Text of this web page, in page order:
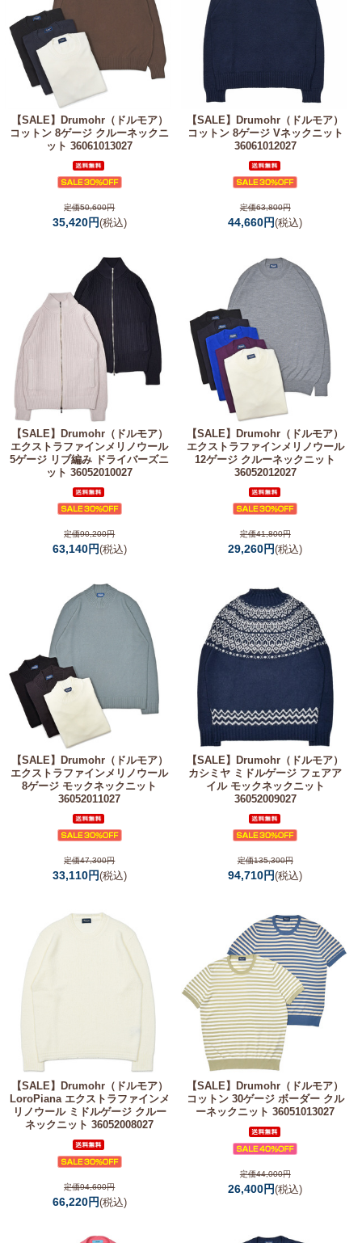
【SALE】
Drumohr（ドルモア）
コットン 8ゲージ クルーネックニ
ット 36061013027
定価50,600円
35,420円(税込)
【SALE】
Drumohr（ドルモア）
コットン 8ゲージ Vネックニット
36061012027
定価63,800円
44,660円(税込)
【SALE】
Drumohr（ドルモア）
エクストラファインメリノウール
5ゲージ リブ編み ドライバーズニ
ット 36052010027
定価90,200円
63,140円(税込)
【SALE】
Drumohr（ドルモア）
エクストラファインメリノウール
12ゲージ クルーネックニット
36052012027
定価41,800円
29,260円(税込)
【SALE】 Drumohr（ドルモア）
エクストラファインメリノウール
8ゲージ モックネックニット
36052011027
定価47,300円
33,110円(税込)
【SALE】Drumohr（ドルモア）
カシミヤ ミドルゲージ フェアア
イル モックネックニット
36052009027
定価135,300円
94,710円(税込)
【SALE】
Drumohr（ドルモア）
LoroPiana エクストラファインメ
リノウール ミドルゲージ クルー
ネックニット 36052008027
定価94,600円
66,220円(税込)
【SALE】
Drumohr（ドルモア）
コットン 30ゲージ ボーダー クル
ーネックニット 36051013027
定価44,000円
26,400円(税込)